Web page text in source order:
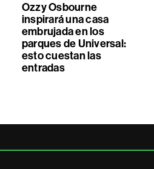
Ozzy Osbourne
inspirará una casa
embrujada en los
parques de Universal:
esto cuestan las
entradas